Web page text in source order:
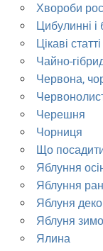
Хвороби
Цибулинні і
Цікаві
Чайно-
Червона,
Черешня
Чорниця
Що
Яблуння
Яблуння
Яблуня
Яблуня
Ялина